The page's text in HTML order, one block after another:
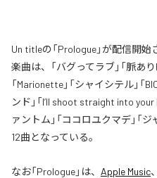
Un titleの「Prologue」が配信開
楽曲は、「バグってラブ」「脈あり
「Marionette」「シャイシテル」「
ンド」「I’ll shoot straight into
ァントム」「ココロユクマデ」「
12曲となっている。
なお「Prologue」は、 Apple Music、